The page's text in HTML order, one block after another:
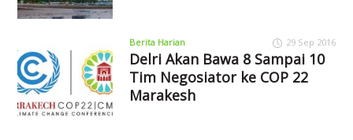
Berita Harian 29 Sep 2016
Delri Akan Bawa 8 Sampai 10
Tim Negosiator ke COP 22
Marakesh